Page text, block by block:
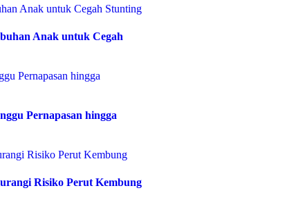
Anak untuk Cegah
Pernapasan hingga
Risiko Perut Kembung